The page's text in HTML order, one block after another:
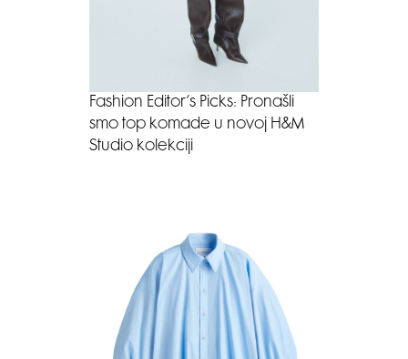
Fashion Editor’s Picks: Pronašli
smo top komade u novoj H&M
Studio kolekciji